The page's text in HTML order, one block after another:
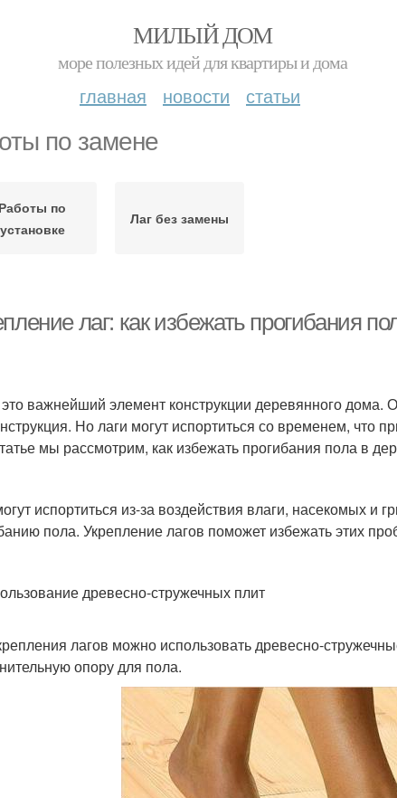
МИЛЫЙ ДОМ
море полезных идей для квартиры и дома
главная новости статьи
по замене
Работы по
установке
Лаг без замены
лаг: как избежать прогибания
важнейший элемент конструкции деревянного дома.
Но лаги могут испортиться со временем, что
мы рассмотрим, как избежать прогибания пола в
испортиться из-за воздействия влаги, насекомых и
пола. Укрепление лагов поможет избежать этих
древесно-стружечных плит
лагов можно использовать древесно-
опору для пола.